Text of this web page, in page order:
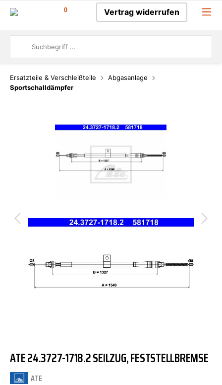
0 Vertrag widerrufen
Ersatzteile & Verschleißteile
Abgasanlage
Sportschalldämpfer
ATE 24.3727-1718.2 SEILZUG, FESTSTELLBREMSE
ATE